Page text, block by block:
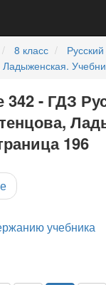
8 класс
Ладыженская.
342 - ГДЗ
196
учебника